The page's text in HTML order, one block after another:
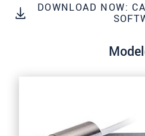
DOWNLOAD NOW: